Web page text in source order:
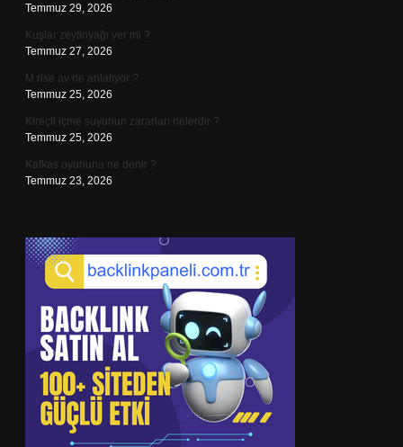
Temmuz 29, 2026
Kuşlar zeytinyağı yer mi ?
Temmuz 27, 2026
M rise av ne anlatıyor ?
Temmuz 25, 2026
Kireçli içme suyunun zararları nelerdir ?
Temmuz 25, 2026
Kafkas oyununa ne denir ?
Temmuz 23, 2026